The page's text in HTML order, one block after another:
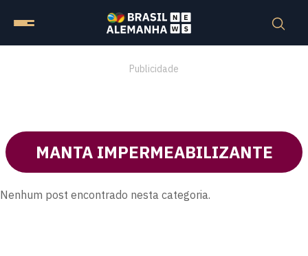
Publicidade
MANTA IMPERMEABILIZANTE
Nenhum post encontrado nesta categoria.